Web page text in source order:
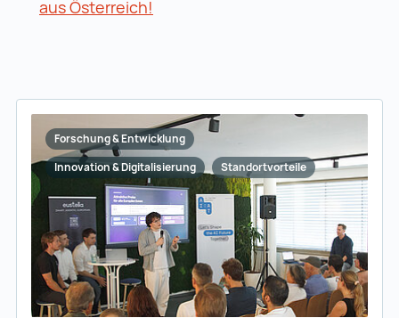
aus Österreich!
Forschung & Entwicklung
Innovation & Digitalisierung
Standortvorteile